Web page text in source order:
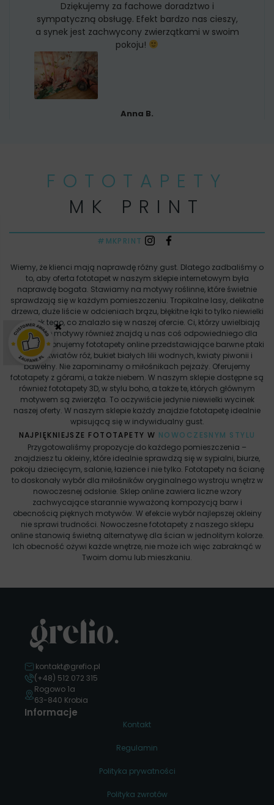
Dziękujemy za fachowe doradztwo i
sympatyczną obsługę. Efekt bardzo nas cieszy,
a synek jest zachwycony zwierzątkami w swoim
pokoju!
Anna B.
FOTOTAPETY
MK PRINT
#MKPRINT
Wiemy, że klienci mają naprawdę różny gust. Dlatego zadbaliśmy o
to, aby oferta fototapet w naszym sklepie internetowym była
naprawdę bogata. Stawiamy na motywy roślinne, które świetnie
sprawdzają się w każdym pomieszczeniu. Tropikalne lasy, delikatne
drzewa, duże liście w odcieniach brązu, błękitne łąki to tylko niewielki
wycinek tego, co znalazło się w naszej ofercie. Ci, którzy uwielbiają
kwiatowe motywy również znajdą u nas coś odpowiedniego dla
siebie. Proponujemy fototapety online przedstawiające barwne ptaki
wśród kwiatów róż, bukiet białych lilii wodnych, kwiaty piwonii i
bawełny. Nie zapominamy o miłośnikach pejzaży. Oferujemy
fototapety z górami, a także niebem. W naszym sklepie dostępne są
również fototapety 3D, w stylu boho, a także te, których głównym
motywem są zwierzęta. To oczywiście jedynie niewielki wycinek
naszej oferty. W naszym sklepie każdy znajdzie fototapetę idealnie
wpisującą się w indywidualny gust.
NAJPIĘKNIEJSZE FOTOTAPETY W NOWOCZESNYM STYLU
Przygotowaliśmy propozycje do każdego pomieszczenia –
znajdziesz tu okleiny, które idealnie sprawdzą się w sypialni, biurze,
pokoju dziecięcym, salonie, łazience i nie tylko. Fototapety na ścianę
to doskonały wybór dla miłośników oryginalnego wystroju wnętrz w
nowoczesnej odsłonie. Sklep online zawiera liczne wzory
zachwycające starannie wyważoną kompozycją barw i
obecnością pięknych motywów. W efekcie wybór najlepszej okleiny
nie sprawi trudności. Nowoczesne fototapety z naszego sklepu
online stanowią świetną alternatywę dla ścian w jednolitym kolorze.
Ich obecność ożywi każde wnętrze, nie może ich więc zabraknąć w
Twoim domu lub mieszkaniu.
kontakt@grefio.pl
(+48) 512 072 315
Rogowo 1a
63-840 Krobia
Informacje
Kontakt
Regulamin
Polityka prywatności
Polityka zwrotów
×